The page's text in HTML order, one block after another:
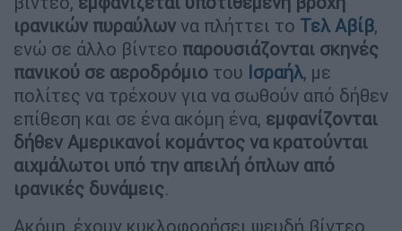
ιρανικών πυραύλων να πλήττει το Τελ Αβίβ,
ενώ σε άλλο βίντεο παρουσιάζονται σκηνές
πανικού σε αεροδρόμιο του Ισραήλ, με
πολίτες να τρέχουν για να σωθούν από δήθεν
επίθεση και σε ένα ακόμη ένα, εμφανίζονται
δήθεν Αμερικανοί κομάντος να κρατούνται
αιχμάλωτοι υπό την απειλή όπλων από
ιρανικές δυνάμεις.
Ακόμη, έχουν κυκλοφορήσει ψευδή βίντεο